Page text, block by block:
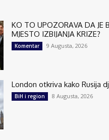
KO TO UPOZORAVA DA JE
MJESTO IZBIJANJA KRIZE?
Komentar 9 Augusta, 2026
London otkriva kako Rusija
BiH i region 8 Augusta, 2026